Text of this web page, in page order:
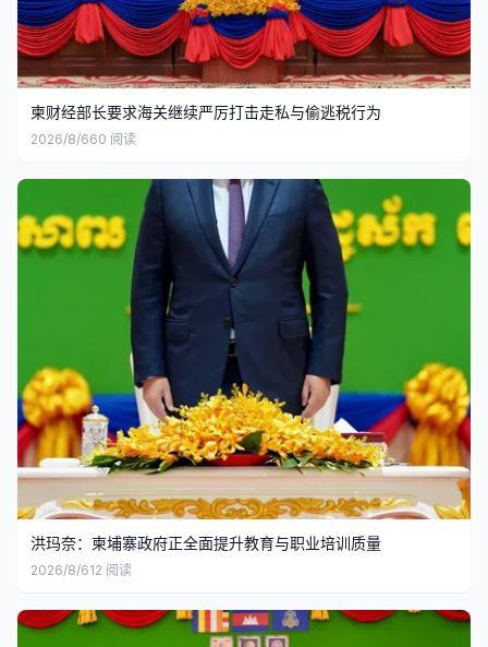
柬财经部长要求海关继续严厉打击走私与偷逃税行为
2026/8/660 阅读
洪玛奈：柬埔寨政府正全面提升教育与职业培训质量
2026/8/612 阅读